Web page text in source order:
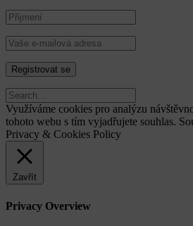
Využíváme cookies pro analýzu
tohoto webu s tím vyjadřujete souhlas.
Privacy & Cookies Policy
Zavřít
Privacy Overview